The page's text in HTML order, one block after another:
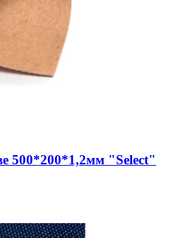
500*200*1,2мм "Select"